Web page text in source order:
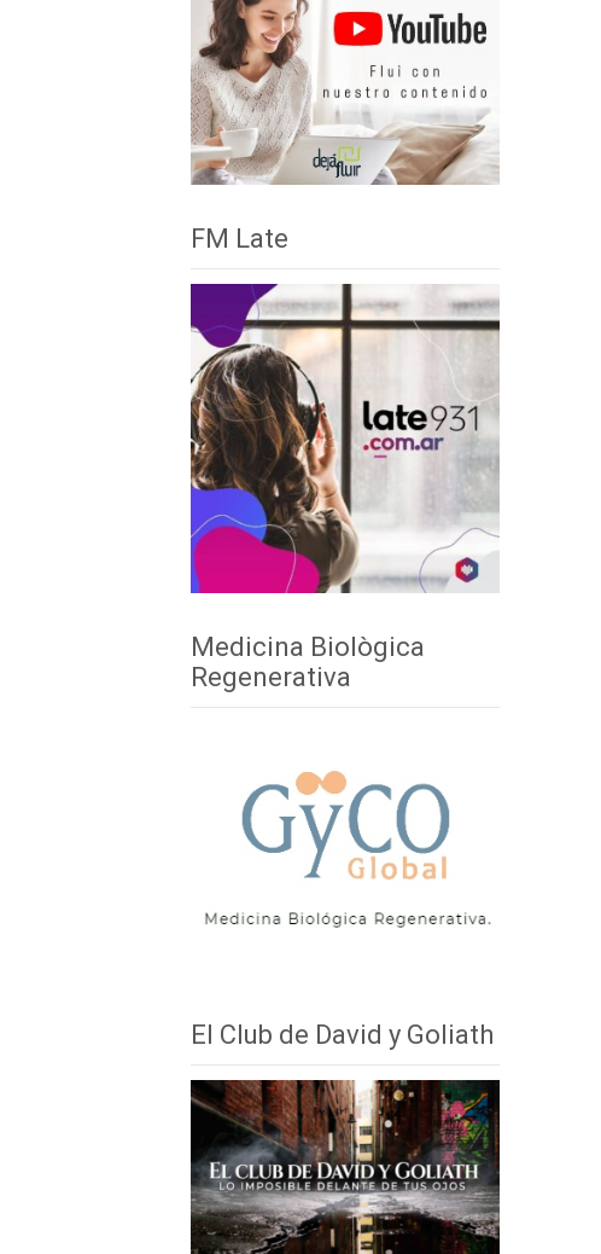
FM Late
Medicina Biològica
Regenerativa
El Club de David y Goliath